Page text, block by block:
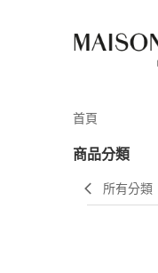
首頁
商品分類
所有分類